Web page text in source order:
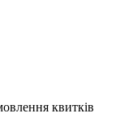
квитків